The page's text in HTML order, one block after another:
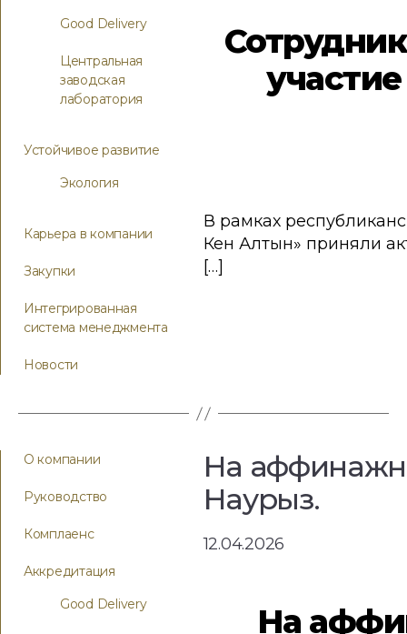
Good Delivery
Центральная
заводская
лаборатория
Устойчивое развитие
Экология
Карьера в компании
Закупки
Интегрированная
система менеджмента
Новости
В рамках
Кен Алтын» приняли
[…]
О компании
Руководство
Комплаенс
Аккредитация
Good Delivery
На
Наурыз.
12.04.2026
На